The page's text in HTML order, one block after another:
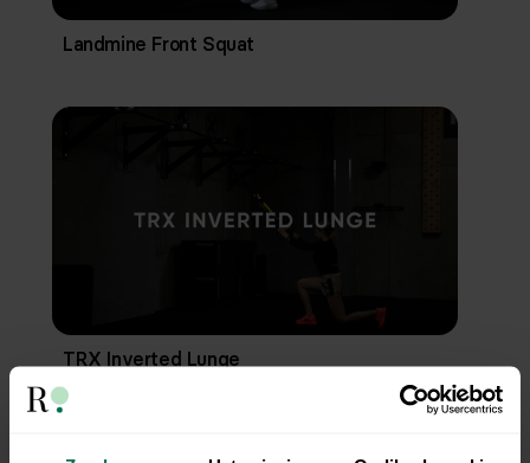
Landmine Front Squat
TRX Inverted Lunge